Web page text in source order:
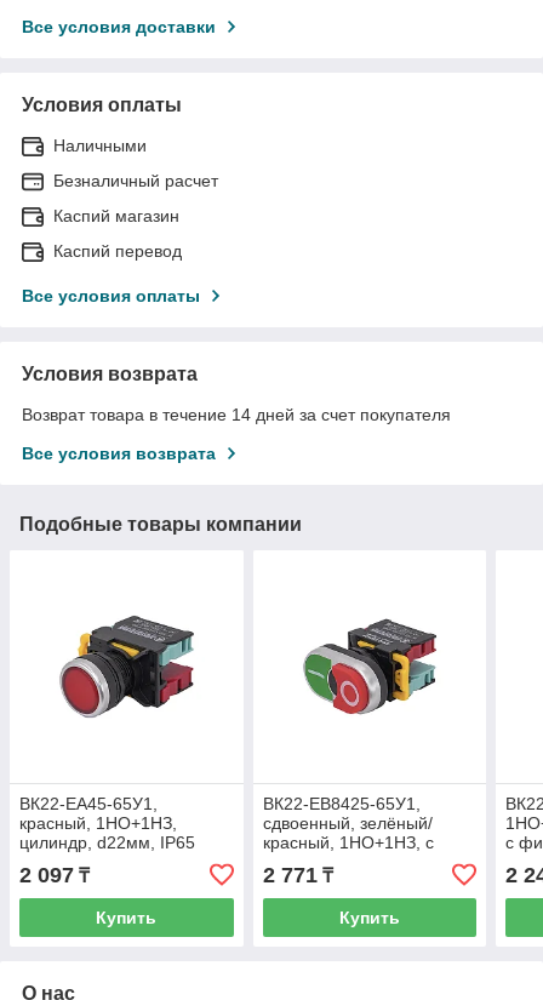
Все условия доставки
Условия оплаты
Наличными
Безналичный расчет
Каспий магазин
Каспий перевод
Все условия оплаты
Условия возврата
Возврат товара в течение 14 дней за счет покупателя
Все условия возврата
Подобные товары компании
ВК22-EA45-65У1,
красный, 1НО+1НЗ,
цилиндр, d22мм, IP65
2 097 ₸
Купить
ВК22-EB8425-65У1,
сдвоенный, зелёный/
красный, 1НО+1НЗ, с
символами "I-O", IP65
(ЭТ)
2 771₸
Купить
с
2
О нас